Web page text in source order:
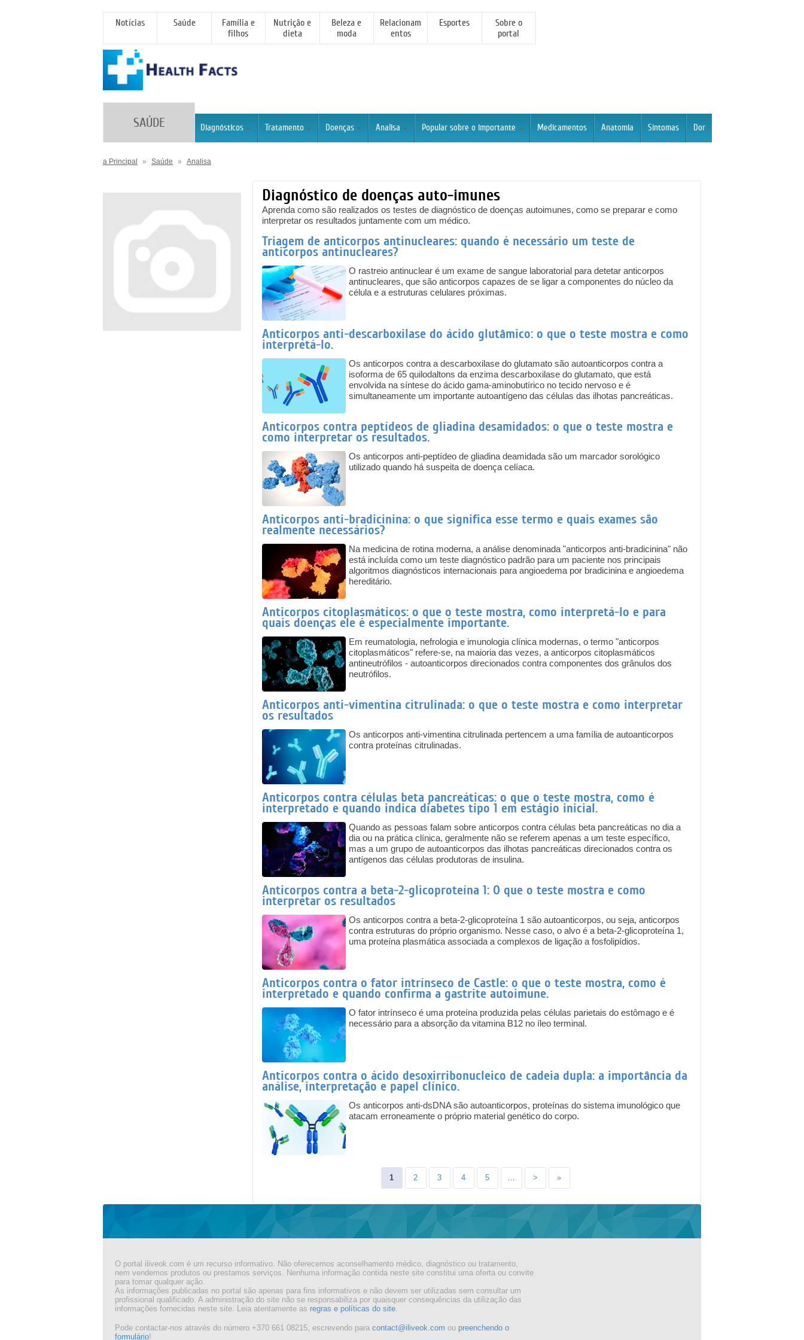
Notícias Saúde
Família e
filhos
Nutrição e
dieta
Beleza e
moda
Relacionam
entos
Esportes
Sobre o
portal
SAÚDE Diagnósticos Tratamento Doenças Analisa Popular sobre o importante Medicamentos Anatomia Sintomas Dor
a Principal » Saúde » Analisa
Diagnóstico de doenças auto-imunes
Aprenda como são realizados os testes de diagnóstico de doenças autoimunes, como se preparar e como
interpretar os resultados juntamente com um médico.
Triagem de anticorpos antinucleares: quando é necessário um teste de
anticorpos antinucleares?
O rastreio antinuclear é um exame de sangue laboratorial para detetar anticorpos
antinucleares, que são anticorpos capazes de se ligar a componentes do núcleo da
célula e a estruturas celulares próximas.
Anticorpos anti-descarboxilase do ácido glutâmico: o que o teste mostra e como
interpretá-lo.
Os anticorpos contra a descarboxilase do glutamato são autoanticorpos contra a
isoforma de 65 quilodaltons da enzima descarboxilase do glutamato, que está
envolvida na síntese do ácido gama-aminobutírico no tecido nervoso e é
simultaneamente um importante autoantígeno das células das ilhotas pancreáticas.
Anticorpos contra peptídeos de gliadina desamidados: o que o teste mostra e
como interpretar os resultados.
Os anticorpos anti-peptídeo de gliadina deamidada são um marcador sorológico
utilizado quando há suspeita de doença celíaca.
Anticorpos anti-bradicinina: o que significa esse termo e quais exames são
realmente necessários?
Na medicina de rotina moderna, a análise denominada "anticorpos anti-bradicinina" não
está incluída como um teste diagnóstico padrão para um paciente nos principais
algoritmos diagnósticos internacionais para angioedema por bradicinina e angioedema
hereditário.
Anticorpos citoplasmáticos: o que o teste mostra, como interpretá-lo e para
quais doenças ele é especialmente importante.
Em reumatologia, nefrologia e imunologia clínica modernas, o termo "anticorpos
citoplasmáticos" refere-se, na maioria das vezes, a anticorpos citoplasmáticos
antineutrófilos - autoanticorpos direcionados contra componentes dos grânulos dos
neutrófilos.
Anticorpos anti-vimentina citrulinada: o que o teste mostra e como interpretar
os resultados
Os anticorpos anti-vimentina citrulinada pertencem a uma família de autoanticorpos
contra proteínas citrulinadas.
Anticorpos contra células beta pancreáticas: o que o teste mostra, como é
interpretado e quando indica diabetes tipo 1 em estágio inicial.
Quando as pessoas falam sobre anticorpos contra células beta pancreáticas no dia a
dia ou na prática clínica, geralmente não se referem apenas a um teste específico,
mas a um grupo de autoanticorpos das ilhotas pancreáticas direcionados contra os
antígenos das células produtoras de insulina.
Anticorpos contra a beta-2-glicoproteína 1: O que o teste mostra e como
interpretar os resultados
Os anticorpos contra a beta-2-glicoproteína 1 são autoanticorpos, ou seja, anticorpos
contra estruturas do próprio organismo. Nesse caso, o alvo é a beta-2-glicoproteína 1,
uma proteína plasmática associada a complexos de ligação a fosfolipídios.
Anticorpos contra o fator intrínseco de Castle: o que o teste mostra, como é
interpretado e quando confirma a gastrite autoimune.
O fator intrínseco é uma proteína produzida pelas células parietais do estômago e é
necessário para a absorção da vitamina B12 no íleo terminal.
Anticorpos contra o ácido desoxirribonucleico de cadeia dupla: a importância da
análise, interpretação e papel clínico.
Os anticorpos anti-dsDNA são autoanticorpos, proteínas do sistema imunológico que
atacam erroneamente o próprio material genético do corpo.
1 2 3 4 5 … > »
O portal iliveok.com é um recurso informativo. Não oferecemos aconselhamento médico, diagnóstico ou tratamento,
nem vendemos produtos ou prestamos serviços. Nenhuma informação contida neste site constitui uma oferta ou convite
para tomar qualquer ação.
As informações publicadas no portal são apenas para fins informativos e não devem ser utilizadas sem consultar um
profissional qualificado. A administração do site não se responsabiliza por quaisquer consequências da utilização das
informações fornecidas neste site. Leia atentamente as regras e políticas do site
Pode contactar-nos através do número +370 661 08215, escrevendo para contact@iliveok.com ou preenchendo o
formulário!